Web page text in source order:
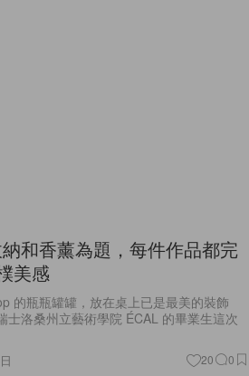
和香薰為題，每件作品都完
美感
的瓶瓶罐罐，放在桌上已是最美的裝飾
洛桑州立藝術學院 ÉCAL 的畢業生這次
20 0